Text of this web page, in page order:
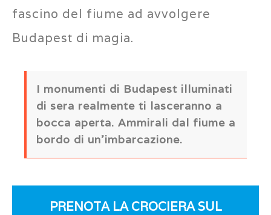
fascino del fiume ad avvolgere
Budapest di magia.
I monumenti di Budapest illuminati
di sera realmente ti lasceranno a
bocca aperta. Ammirali dal fiume a
bordo di un’imbarcazione.
PRENOTA LA CROCIERA SUL